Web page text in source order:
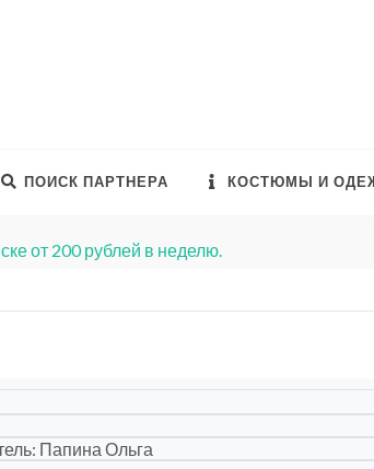
ПОИСК ПАРТНЕРА КОСТЮМЫ И
от 200 рублей в неделю.
Папина Ольга